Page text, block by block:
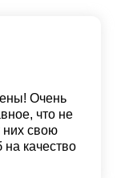
Очень
что не
свою
на качество